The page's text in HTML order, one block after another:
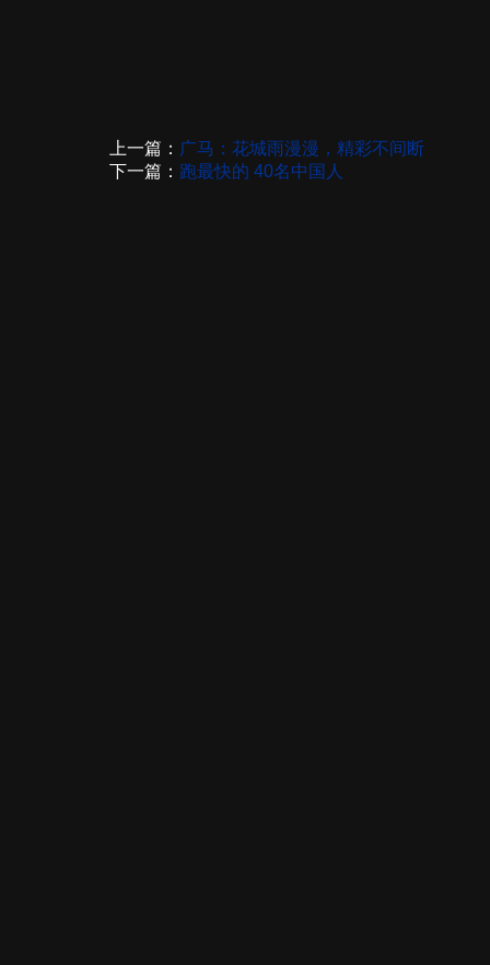
上一篇： 广马：花城雨漫漫，精彩不间断
下一篇： 跑最快的 40名中国人